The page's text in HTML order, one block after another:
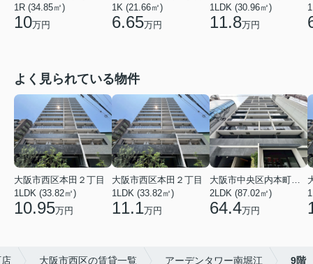
1R (34.85㎡)
10万円
1K (21.66㎡)
6.65万円
1LDK (30.96㎡)
11.8万円
よく見られている物件
大阪市西区本田２丁目
1LDK (33.82㎡)
10.95万円
大阪市西区本田２丁目
1LDK (33.82㎡)
11.1万円
2LDK (87.02㎡)
64.4万円
大阪市西区の賃貸一覧 アーデンタワー南堀江 9階